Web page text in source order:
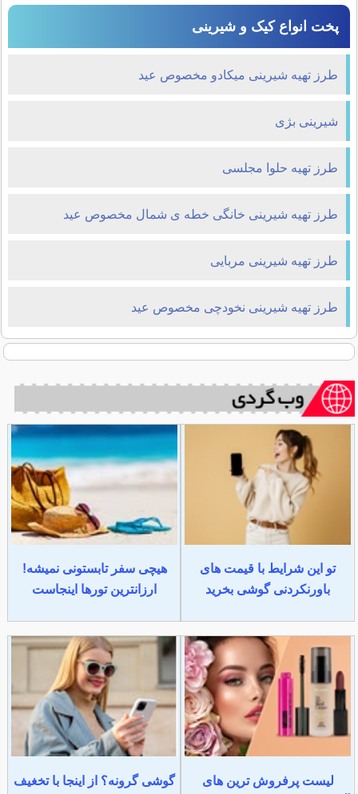
پخت انواع کیک و شیرینی
طرز تهیه شیرینی میکادو مخصوص عید
شیرینی بژی
طرز تهیه حلوا مجلسی
طرز تهیه شیرینی خانگی خطه ی شمال مخصوص عید
طرز تهیه شیرینی مربایی
طرز تهیه شیرینی نخودچی مخصوص عید
تو این شرایط با قیمت های
باورنکردنی گوشی بخرید
هیچی سفر تابستونی نمیشه!
ارزانترین تورها اینجاست
لیست پرفروش ترین های
گوشی گرونه؟ از اینجا با تخغیف